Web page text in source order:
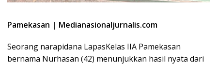
Pamekasan | Medianasionaljurnalis.com
Seorang narapidana LapasKelas IIA Pamekasan
bernama Nurhasan (42) menunjukkan hasil nyata dari